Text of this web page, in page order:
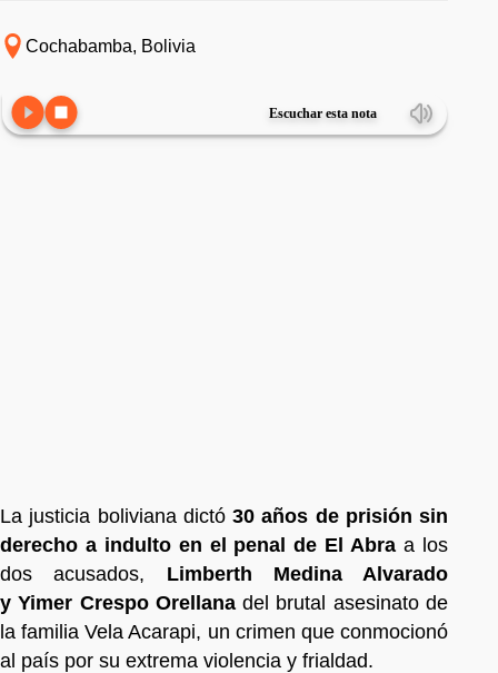
Cochabamba, Bolivia
Escuchar esta nota
La justicia boliviana dictó 30 años de prisión sin
derecho a indulto en el penal de El Abra a los
dos acusados, Limberth Medina Alvarado
y Yimer Crespo Orellanadel brutal asesinato de
la familia Vela Acarapi, un crimen que conmocionó
al país por su extrema violencia y frialdad.